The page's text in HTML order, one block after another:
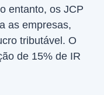
entanto, os JCP
as empresas,
tributável. O
de 15% de IR